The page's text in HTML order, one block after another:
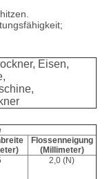
Eisen,
Flossenneigung
(Millimeter)
2,0 (N)